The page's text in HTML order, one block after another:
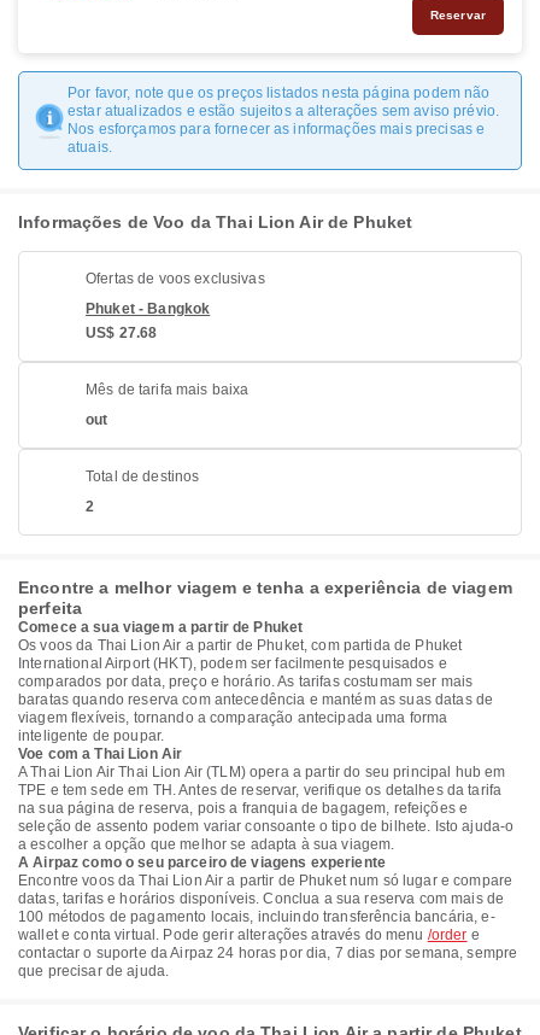
Reservar
Por favor, note que os preços listados nesta página podem não
estar atualizados e estão sujeitos a alterações sem aviso prévio.
Nos esforçamos para fornecer as informações mais precisas e
atuais.
Informações de Voo da Thai Lion Air de Phuket
Ofertas de voos exclusivas
Phuket - Bangkok
US$ 27.68
Mês de tarifa mais baixa
out
Total de destinos
2
Encontre a melhor viagem e tenha a experiência de viagem
perfeita
Comece a sua viagem a partir de Phuket
Os voos da Thai Lion Air a partir de Phuket, com partida de Phuket
International Airport (HKT), podem ser facilmente pesquisados e
comparados por data, preço e horário. As tarifas costumam ser mais
baratas quando reserva com antecedência e mantém as suas datas de
viagem flexíveis, tornando a comparação antecipada uma forma
inteligente de poupar.
Voe com a Thai Lion Air
A Thai Lion Air Thai Lion Air (TLM) opera a partir do seu principal hub em
TPE e tem sede em TH. Antes de reservar, verifique os detalhes da tarifa
na sua página de reserva, pois a franquia de bagagem, refeições e
seleção de assento podem variar consoante o tipo de bilhete. Isto ajuda-o
a escolher a opção que melhor se adapta à sua viagem.
A Airpaz como o seu parceiro de viagens experiente
Encontre voos da Thai Lion Air a partir de Phuket num só lugar e compare
datas, tarifas e horários disponíveis. Conclua a sua reserva com mais de
100 métodos de pagamento locais, incluindo transferência bancária, e-
wallet e conta virtual. Pode gerir alterações através do menu /order e
contactar o suporte da Airpaz 24 horas por dia, 7 dias por semana, sempre
que precisar de ajuda.